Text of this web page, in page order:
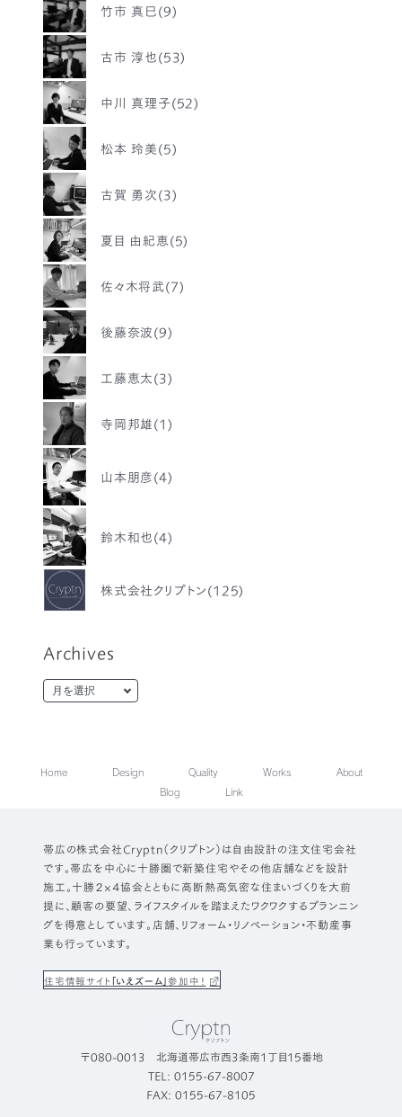
竹市 真巳(9)
古市 淳也(53)
中川 真理子(52)
松本 玲美(5)
古賀 勇次(3)
夏目 由紀恵(5)
佐々木将武(7)
後藤奈波(9)
工藤恵太(3)
寺岡邦雄(1)
山本朋彦(4)
鈴木和也(4)
株式会社クリプトン(125)
Archives
Home Design Quality Works
About
Blog
Link
帯広の株式会社Cryptn（クリプトン）は自由設計の注文住宅会社
です。帯広を中心に十勝圏で新築住宅やその他店舗などを設計
施工。十勝２×４協会とともに高断熱高気密な住まいづくりを大前
提に、顧客の要望、ライフスタイルを踏まえたワクワクするプランニン
グを得意としています。店舗、リフォーム・リノベーション・不動産事
業も行っています。
住宅情報サイト「いえズーム」参加中！
〒080-0013 北海道帯広市西3条南1丁目15番地
TEL: 0155-67-8007
FAX: 0155-67-8105